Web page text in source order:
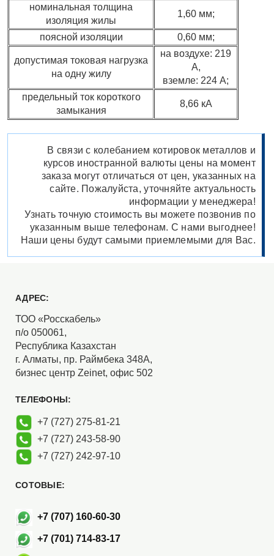
номинальная толщина
изоляция жилы
1,60 мм;
поясной изоляции 0,60 мм;
допустимая токовая нагрузка
на одну жилу
на воздухе: 219
А,
вземле: 224 А;
предельный ток короткого
замыкания
8,66 кА
В связи с колебанием котировок металлов и
курсов иностранной валюты цены на момент
заказа могут отличаться от цен, указанных на
сайте. Пожалуйста, уточняйте актуальность
информации у менеджера!
Узнать точную стоимость вы можете позвонив по
указанным выше телефонам. С нами выгоднее!
Наши цены будут самыми приемлемыми для Вас.
АДРЕС:
ТОО «Росскабель»
п/о 050061,
Республика Казахстан
г. Алматы, пр. Раймбека 348А,
бизнес центр Zeinet, офис 502
ТЕЛЕФОНЫ:
+7 (727) 275-81-21
+7 (727) 243-58-90
+7 (727) 242-97-10
СОТОВЫЕ:
+7 (707) 160-60-30
+7 (701) 714-83-17